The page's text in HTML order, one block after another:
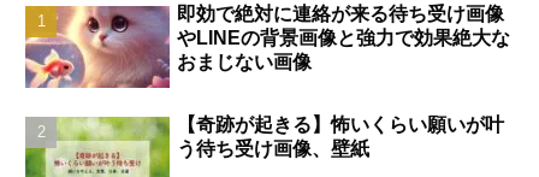
即効で絶対に連絡が来る待ち受け画像
やLINEの背景画像と強力で効果絶大な
おまじない画像
【奇跡が起きる】怖いくらい願いが叶
う待ち受け画像、壁紙